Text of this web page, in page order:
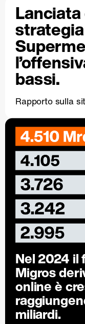
bassi.
Rapporto sulla
Nel 2024 il
Migros
online è
miliardi.